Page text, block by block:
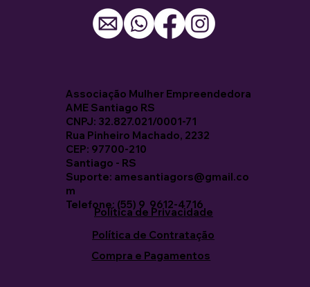
Associação Mulher Empreendedora
AME Santiago RS
CNPJ: 32.827.021/0001-71
Rua Pinheiro Machado, 2232
CEP: 97700-210
Santiago - RS
Suporte: amesantiagors@gmail.co
m
Telefone: (55) 9 9612-4716
Política de Privacidade
Política de Contratação
Compra e Pagamentos